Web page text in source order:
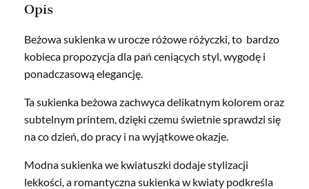
Opis
Beżowa sukienka w urocze różowe różyczki, to bardzo
kobieca propozycja dla pań ceniących styl, wygodę i
ponadczasową elegancję.
Ta sukienka beżowa zachwyca delikatnym kolorem oraz
subtelnym printem, dzięki czemu świetnie sprawdzi się
na co dzień, do pracy i na wyjątkowe okazje.
Modna sukienka we kwiatuszki dodaje stylizacji
lekkości, a romantyczna sukienka w kwiaty podkreśla